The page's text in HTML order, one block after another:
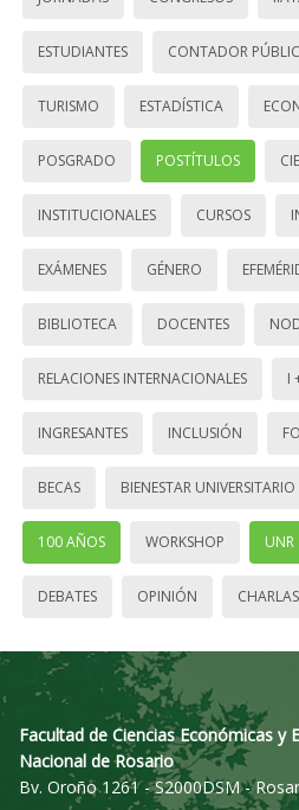
ESTUDIANTES CONTADOR
TURISMO ESTADÍSTICA
POSGRADO POSTÍTULOS
INSTITUCIONALES CURSOS
EXÁMENES GÉNERO
BIBLIOTECA DOCENTES
RELACIONES INTERNACIONALES I
INGRESANTES INCLUSIÓN
BECAS BIENESTAR UNIVERSITARIO
100 AÑOS WORKSHOP UNR
DEBATES OPINIÓN CHARLAS
Facultad de Ciencias Económicas y
Nacional de Rosario
Bv. Oroño 1261 - S2000DSM -